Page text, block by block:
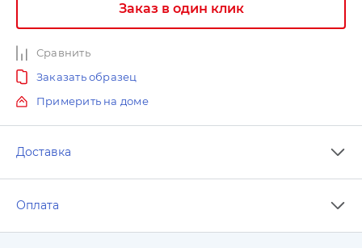
Заказ в один клик
Сравнить
Заказать образец
Примерить на доме
Доставка
Оплата